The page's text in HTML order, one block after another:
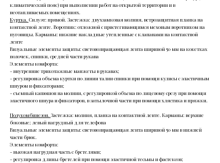
климатический пояс) при выполнении работ на открытой территории и в
неотапливаемых помещениях.
Куртка. Силуэт: прямой. Застежка: двухзамковая молния, ветрозащитная планка на
контактной ленте. Воротник: отложной с пристегивающимся меховым воротником на
пуговицы. Карманы: нижние накладные утепленные с клапанами на контактной
ленте
Визуальные элементы защиты: световозвращающая лента шириной 50 мм на кокетках
полочек, спинки, средней части рукава
Элементы комфорта:
- внутренние трикотажные манжеты в рукавах;
- регулировка объема куртки по линии талии спинки при помощи кулисы с эластичным
шнуром и фиксаторами;
- съемный капюшон на молнии, с регулировкой объема по лицевому срезу при помощи
эластичного шнура и фиксаторов, в затылочной части при помощи хлястика и пряжки.
Полукомбинезон. Застежка: молния, планка на контактной ленте. Карманы: верхние
боковые; левый нагрудный для телефона
Визуальные элементы защиты: световозвращающая лента шириной 50 мм в нижней
части брюк.
Элементы комфорта:
- высокая нагрудная часть с бретелями;
- регулировка длины бретелей при помощи эластичной тесьмы и фастексов;